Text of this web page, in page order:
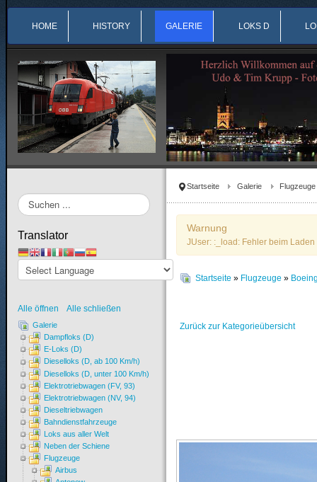
HOME HISTORY GALERIE LOKS D
Startseite Galerie Flugzeuge
Warnung
JUser: :_load: Fehler beim
Startseite » Flugzeuge »
Zurück zur Kategorieübersicht
Suchen
...
Translator
Alle öffnen Alle schließen
Galerie
Dampfloks (D)
E-Loks (D)
Dieselloks (D, ab 100 Km/h)
Dieselloks (D, unter 100 Km/h)
Elektrotriebwagen (FV, 93)
Elektrotriebwagen (NV, 94)
Dieseltriebwagen
Bahndienstfahrzeuge
Loks aus aller Welt
Neben der Schiene
Flugzeuge
Airbus